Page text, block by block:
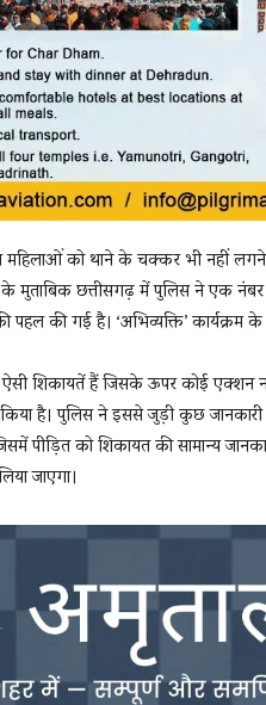
को थाने के चक्कर भी नहीं लगने
मुताबिक छत्तीसगढ़ में पुल‍िस ने एक
की गई है। ‘अभिव्यक्ति’ कार्यक्रम के
शिकायतें हैं जिसके ऊपर कोई एक्शन
किया है। पुलिस ने इससे जुड़ी कुछ
पीड़ित को शिकायत की सामान्य
जाएगा।